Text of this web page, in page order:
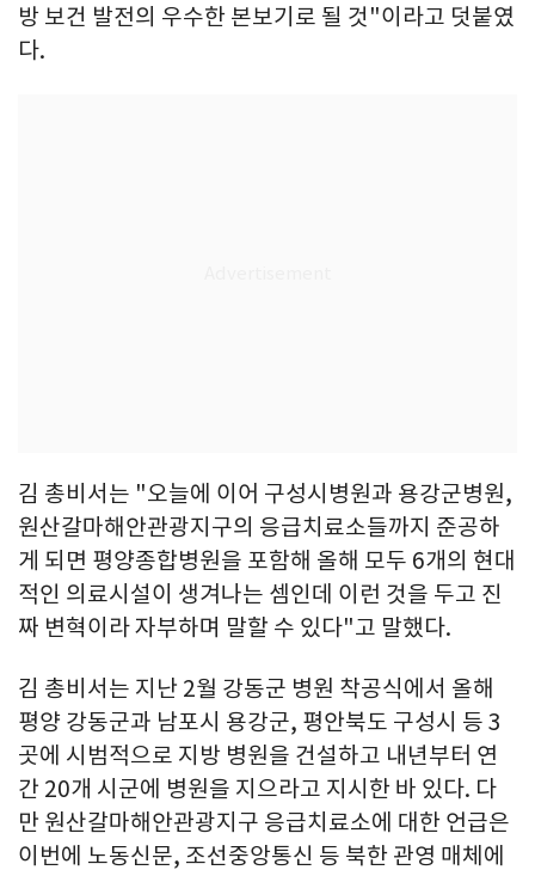
방 보건 발전의 우수한 본보기로 될 것"이라고 덧붙였
다.
김 총비서는 "오늘에 이어 구성시병원과 용강군병원,
원산갈마해안관광지구의 응급치료소들까지 준공하
게 되면 평양종합병원을 포함해 올해 모두 6개의 현대
적인 의료시설이 생겨나는 셈인데 이런 것을 두고 진
짜 변혁이라 자부하며 말할 수 있다"고 말했다.
김 총비서는 지난 2월 강동군 병원 착공식에서 올해
평양 강동군과 남포시 용강군, 평안북도 구성시 등 3
곳에 시범적으로 지방 병원을 건설하고 내년부터 연
간 20개 시군에 병원을 지으라고 지시한 바 있다. 다
만 원산갈마해안관광지구 응급치료소에 대한 언급은
이번에 노동신문, 조선중앙통신 등 북한 관영 매체에